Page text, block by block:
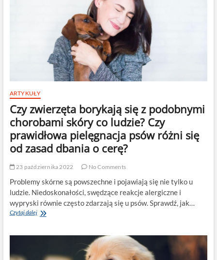
ARTYKUŁY
Czy zwierzęta borykają się z podobnymi
chorobami skóry co ludzie? Czy
prawidłowa pielęgnacja psów różni się
od zasad dbania o cerę?
23 października 2022 No Comments
Problemy skórne są powszechne i pojawiają się nie tylko u
ludzie. Niedoskonałości, swędzące reakcje alergiczne i
wypryski równie często zdarzają się u psów. Sprawdź, jak…
Czytaj dalejCzy
podobnymi